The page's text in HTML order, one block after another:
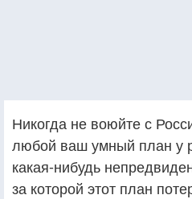
Никогда не воюйте с
любой ваш умный план у
какая-нибудь
за которой этот план